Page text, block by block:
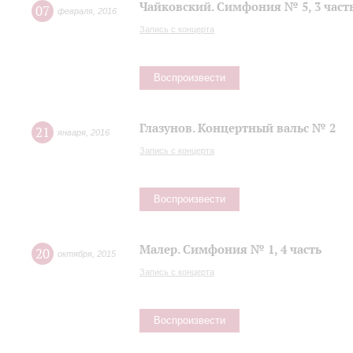
07 февраля 2016 Чайковский. Симфония № 5, 3
Запись с концерта
Воспроизвести
21 января 2016 Глазунов. Концертный вальс № 2
Запись с концерта
Воспроизвести
20 октября 2015 Малер. Симфония № 1, 4 часть
Запись с концерта
Воспроизвести